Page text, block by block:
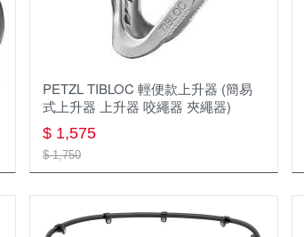
睡眠用具
鍋具
爐具
戶外傢俱
PETZL TIBLOC 輕便款上升器 (簡易
式上升器 上升器 咬繩器 夾繩器)
$ 1,575
$ 1,750